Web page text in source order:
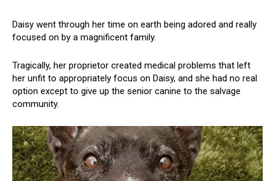
Daisy went through her time on earth being adored and really
focused on by a magnificent family.
Tragically, her proprietor created medical problems that left
her unfit to appropriately focus on Daisy, and she had no real
option except to give up the senior canine to the salvage
community.